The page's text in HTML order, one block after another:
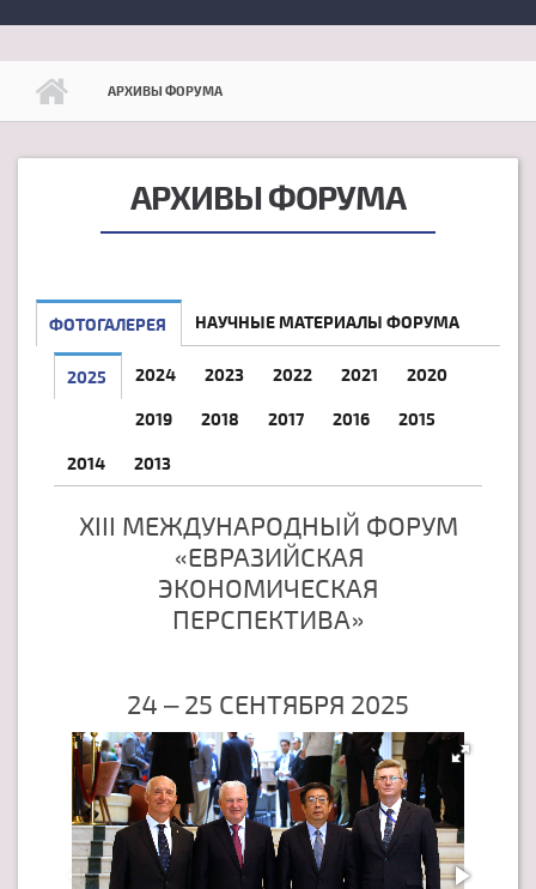
АРХИВЫ ФОРУМА
АРХИВЫ ФОРУМА
ФОТОГАЛЕРЕЯ НАУЧНЫЕ МАТЕРИАЛЫ ФОРУМА
2025 2024 2023 2022 2021 2020
2019 2018 2017 2016 2015
2014 2013
XIII МЕЖДУНАРОДНЫЙ ФОРУМ
«ЕВРАЗИЙСКАЯ
ЭКОНОМИЧЕСКАЯ
ПЕРСПЕКТИВА»
24 – 25 СЕНТЯБРЯ 2025